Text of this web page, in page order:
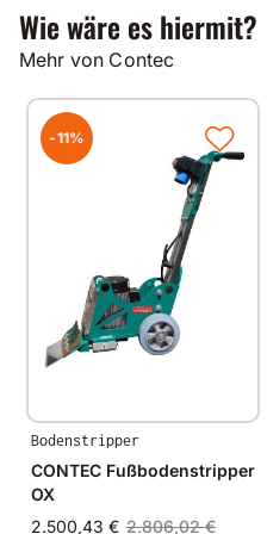
Die Firma Contec empfiehlt
zum staubfreien Betrieb die
Wie wäre es hiermit?
Mehr von Contec
-11%
Bodenstripper
CONTEC Fußbodenstripper
OX
2.500,43 € 2.806,02 €